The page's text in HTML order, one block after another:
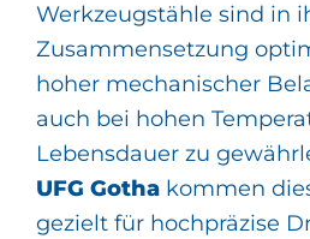
Werkzeugstähle sind in
Zusammensetzung
hoher mechanischer
auch bei hohen
Lebensdauer zu
UFG Gotha kommen
gezielt für hochpräzise